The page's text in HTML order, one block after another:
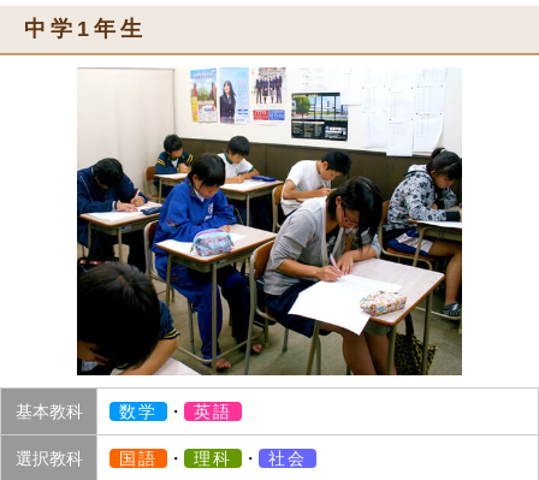
中学1年生
基本教科 数学 ・ 英語
選択教科 国語 ・ 理科 ・ 社会